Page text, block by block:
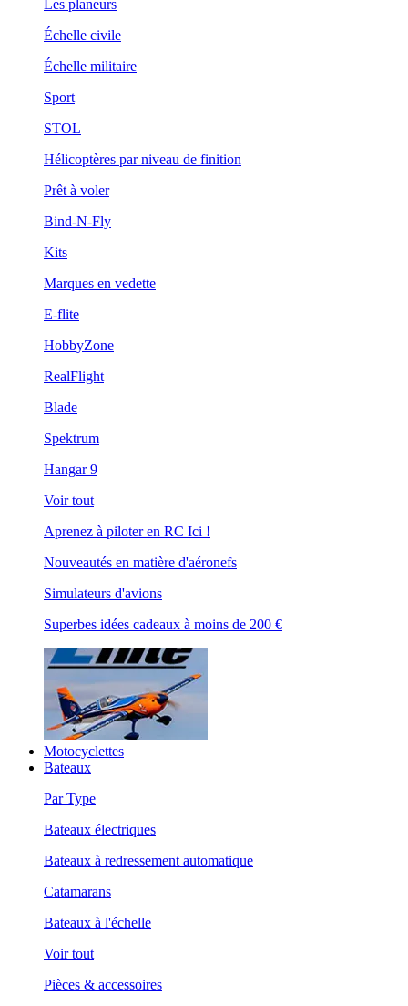
Les planeurs
Échelle civile
Échelle militaire
Sport
STOL
Hélicoptères par niveau de finition
Prêt à voler
Bind-N-Fly
Kits
Marques en vedette
E-flite
HobbyZone
RealFlight
Blade
Spektrum
Hangar 9
Voir tout
Aprenez à piloter en RC Ici !
Nouveautés en matière d'aéronefs
Simulateurs d'avions
Superbes idées cadeaux à moins de 200 €
Motocyclettes
Bateaux
Par Type
Bateaux électriques
Bateaux à redressement automatique
Catamarans
Bateaux à l'échelle
Voir tout
Pièces & accessoires